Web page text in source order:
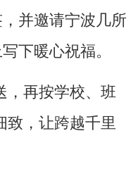
并邀请宁波几所
下暖心祝福。
再按学校、班
致，让跨越千里